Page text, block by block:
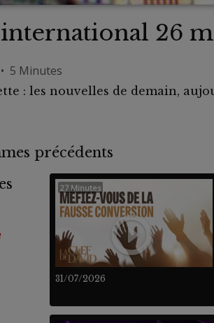
26
5 Minutes
: les nouvelles de demain,
précédents
31/07/2026
27 Minutes